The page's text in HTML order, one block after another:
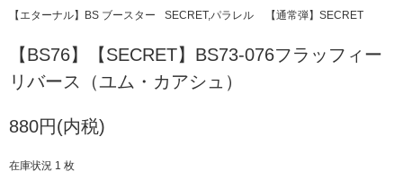
【エターナル】BS ブースター SECRET,パラレル 【通常弾】SECRET
【BS76】【SECRET】BS73-076フラッフィー
リバース（ユム・カアシュ）
880円(内税)
在庫状況 1 枚